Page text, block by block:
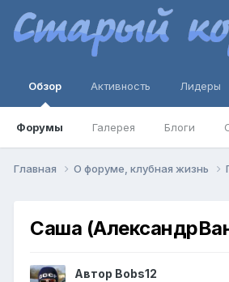
Обзор
Форумы Галерея Блоги
Активность Лидеры
Главная О форуме, клубная жизнь
Саша
Автор Bobs12